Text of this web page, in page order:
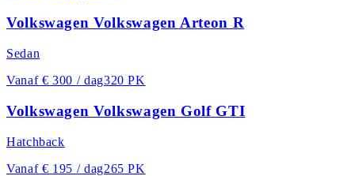
Volkswagen Volkswagen Arteon R
Sedan
Vanaf € 300 / dag320 PK
Volkswagen Volkswagen Golf GTI
Hatchback
Vanaf € 195 / dag265 PK